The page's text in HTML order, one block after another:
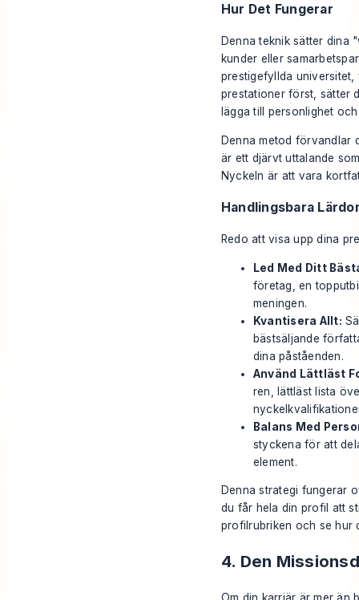
Hur Det Fungerar
Denna teknik sätter dina
kunder eller
prestigefyllda
prestationer först, sätter
lägga till personlighet
Denna metod förvandlar
är ett djärvt uttalande
Nyckeln är att vara
Handlingsbara
Redo att visa upp dina
Led Med Ditt
företag, en
meningen.
Kvantisera Allt:
bästsäljande
dina påståenden.
Använd Lättläst
ren, lättläst lista
Balans Med
styckena för att
element.
Denna strategi fungerar
du får hela din profil att
profilrubriken och se hur
4. Den